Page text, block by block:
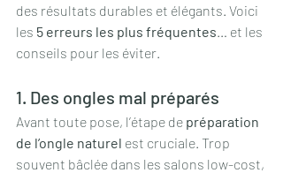
des résultats durables et élégants. Voici
les 5 erreurs les plus fréquentes … et les
conseils pour les éviter.
1. Des ongles mal préparés
Avant toute pose, l’étape de préparation
de l’ongle naturel est cruciale. Trop
souvent bâclée dans les salons low-cost,